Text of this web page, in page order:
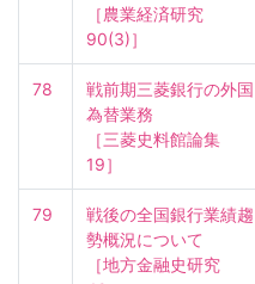
［農業経済研究
90(3)］
78
戦前期三菱銀行の外国
為替業務
［三菱史料館論集
19］
79
戦後の全国銀行業績趨
勢概況について
［地方金融史研究